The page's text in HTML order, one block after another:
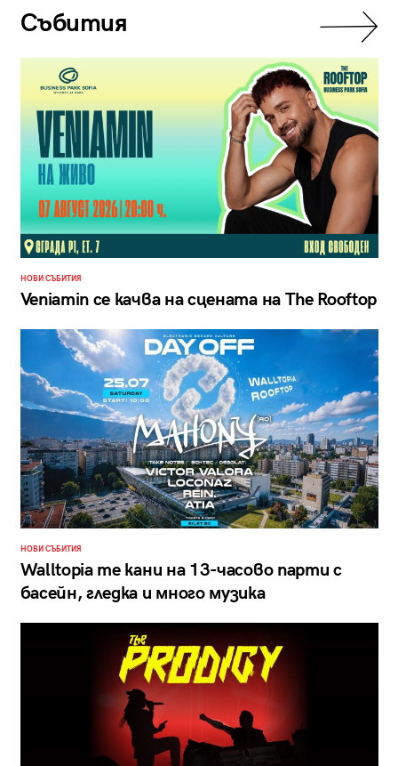
Събития
НОВИ СЪБИТИЯ
Veniamin се качва на сцената на The Rooftop
НОВИ СЪБИТИЯ
Walltopia те кани на 13-часово парти с
басейн, гледка и много музика